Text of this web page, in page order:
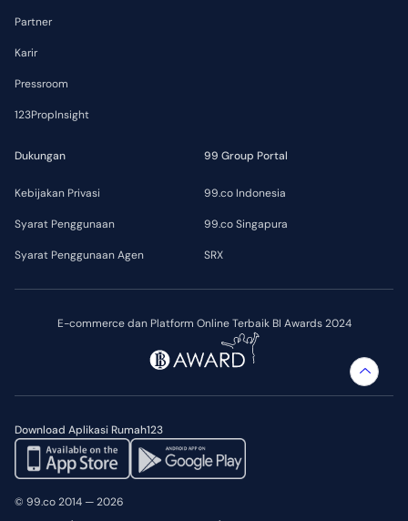
E-commerce dan Platform Online Terbaik BI Awards 2024
Download Aplikasi Rumah123
Partner
Karir
Pressroom
123PropInsight
Dukungan
Kebijakan Privasi
Syarat Penggunaan
Syarat Penggunaan Agen
99 Group Portal
99.co Indonesia
99.co Singapura
SRX
© 99.co 2014 — 2026